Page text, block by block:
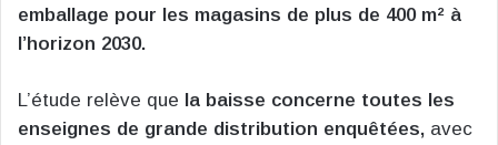
emballage pour les magasins de plus de 400 m² à
l’horizon 2030.
L’étude relève que la baisse concerne toutes les
enseignes de grande distribution enquêtées, avec